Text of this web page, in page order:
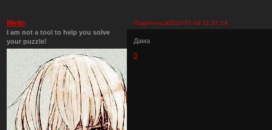
Поделиться2010-01-19 11:37:14
Mello
I am not a tool to help you solve
your puzzle!
Дама
0